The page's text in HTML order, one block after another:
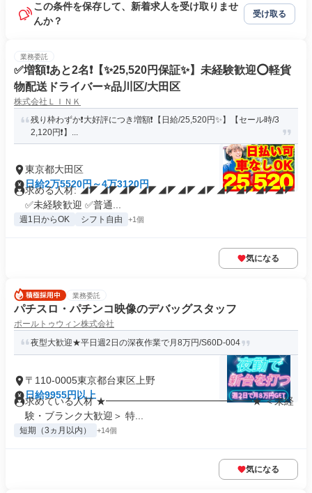
この条件を保存して、新着求人を受け取りませ
んか？
受け取る
業務委託
✅増額❗あと2名❗【✨️25,520円保証✨️】未経験歓迎⭕️軽貨
物配送ドライバー⭐️品川区/大田区
株式会社ＬＩＮＫ
残り枠わずか❗大好評につき増額❗【日給/25,520円✨️】【セール時/3
2,120円❗】...
東京都大田区
日給2万5520円～4万3120円
求める人材: ◢◤◢◤◢◤◢◤◢◤◢◤◢◤◢◤◢◤◢◤◢◤
✅未経験歓迎 ✅普通...
週1日からOK シフト自由 +1個
気になる
業務委託
パチスロ・パチンコ映像のデバッグスタッフ
ポールトゥウィン株式会社
夜型大歓迎★平日週2日の深夜作業で月8万円/S60D-004
〒110-0005東京都台東区上野
日給9955円以上
求めている人材 ★━━━━━━━━━━━━━━━★ ＜未経
験・ブランク大歓迎＞ 特...
短期（3ヵ月以内） +14個
気になる